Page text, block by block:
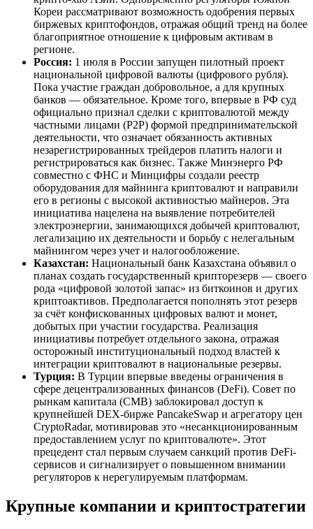
Кореи рассматривают возможность одобрения первых
биржевых криптофондов, отражая общий тренд на более
благоприятное отношение к цифровым активам в
регионе.
Россия: 1 июля в России запущен пилотный проект
национальной цифровой валюты (цифрового рубля).
Пока участие граждан добровольное, а для крупных
банков — обязательное. Кроме того, впервые в РФ суд
официально признал сделки с криптовалютой между
частными лицами (P2P) формой предпринимательской
деятельности, что означает обязанность активных
незарегистрированных трейдеров платить налоги и
регистрироваться как бизнес. Также Минэнерго РФ
совместно с ФНС и Минцифры создали реестр
оборудования для майнинга криптовалют и направили
его в регионы с высокой активностью майнеров. Эта
инициатива нацелена на выявление потребителей
электроэнергии, занимающихся добычей криптовалют,
легализацию их деятельности и борьбу с нелегальным
майнингом через учет и налогообложение.
Казахстан: Национальный банк Казахстана объявил о
планах создать государственный крипторезерв — своего
рода «цифровой золотой запас» из биткоинов и других
криптоактивов. Предполагается пополнять этот резерв
за счёт конфискованных цифровых валют и монет,
добытых при участии государства. Реализация
инициативы потребует отдельного закона, отражая
осторожный институциональный подход властей к
интеграции криптовалют в национальные резервы.
Турция: В Турции впервые введены ограничения в
сфере децентрализованных финансов (DeFi). Совет по
рынкам капитала (CMB) заблокировал доступ к
крупнейшей DEX-бирже PancakeSwap и агрегатору цен
CryptoRadar, мотивировав это «несанкционированным
предоставлением услуг по криптовалюте». Этот
прецедент стал первым случаем санкций против DeFi-
сервисов и сигнализирует о повышенном внимании
регуляторов к нерегулируемым платформам.
Крупные компании и криптостратегии